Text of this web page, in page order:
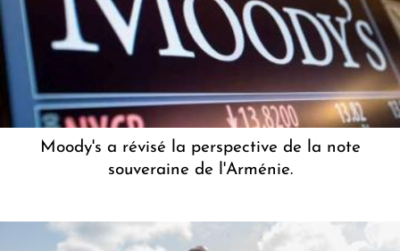
Moody's a révisé la perspective de la note
souveraine de l'Arménie.